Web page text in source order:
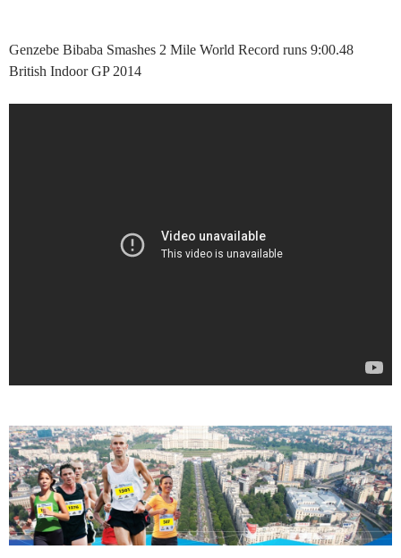
Genzebe Bibaba Smashes 2 Mile World Record runs 9:00.48
British Indoor GP 2014